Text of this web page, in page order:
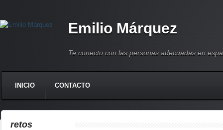
Emilio Márquez
Te conecto con las personas adecuadas en
INICIO CONTACTO
retos